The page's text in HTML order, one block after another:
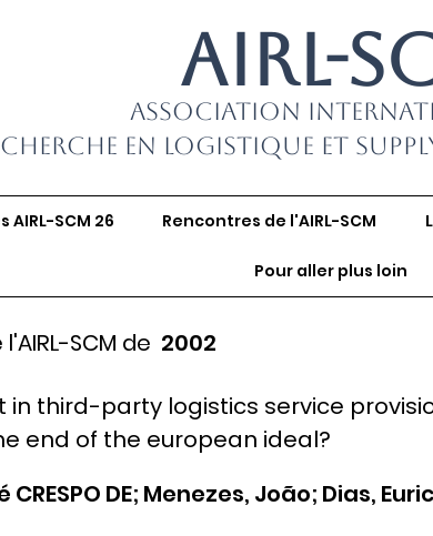
AIRL-
Association
en Logistique et
AIRL-SCM 26 Rencontres de l'AIRL-SCM
Pour aller plus loin
SCM de 2002
in third-party logistics service
end of the european ideal?
DE; Menezes, João; Dias,